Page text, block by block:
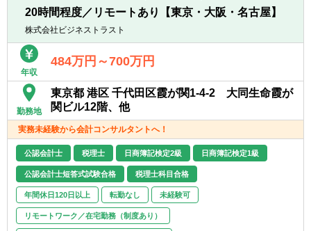
■上場企業における内部監査業務の経験（3年
以上）
■上場企業における財務諸表監査のインチャ
■アプリケーション、ネットワーク構築など
に関する知見または業務経験
■事業会社における、不正調査、内部通報対
応などのご経験
■通信業界における監査経験およびJ-SOXに
おけるIT全般統制評価の経験
■データ分析ツール等、テクノロジーを利活
用する高度な監査スキル
■ビジネスレベルの英語力
【業務環境】
内部監査部全体で45名前後、20代から50代ま
で幅広い年代のメンバーで構成されておりま
す。
ウンドは、監査法人、事業会社がおおむね
半々です。それぞれの経験を活かしながら、
活躍しています。
20時間程度／リモートあり【東京・大阪・名古屋】
株式会社ビジネストラスト
年収
484万円～700万円
勤務地
東京都 港区 千代田区霞が関1-4-2 大同生命霞が
関ビル12階、他
実務未経験から会計コンサルタントへ！
公認会計士 税理士 日商簿記検定2級 日商簿記検定1級
公認会計士短答式試験合格 税理士科目合格
年間休日120日以上 転勤なし 未経験可
リモートワーク／在宅勤務（制度あり）